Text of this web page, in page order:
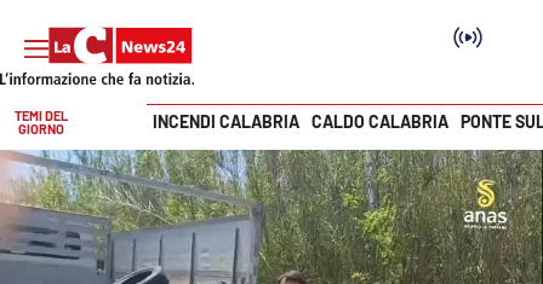
SEZIONI
Cronaca
Vai
TEMI DEL
GIORNO
INCENDI CALABRIA CALDO CALABRIA PONTE